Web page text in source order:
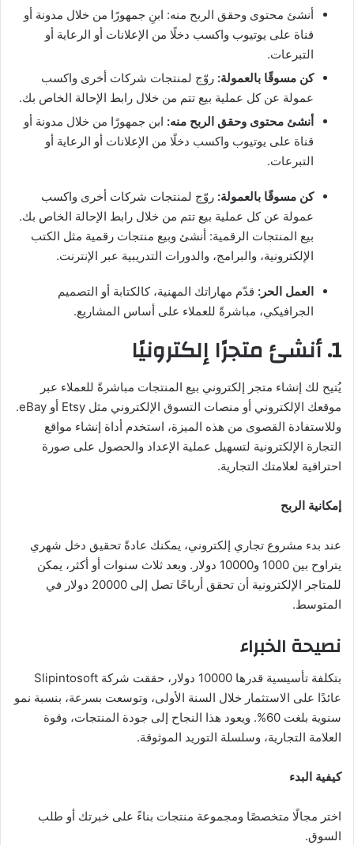
أنشئ محتوى وحقق الربح منه: ابنِ جمهورًا من خلال مدونة أو
قناة على يوتيوب واكسب دخلًا من الإعلانات أو الرعاية أو
التبرعات.
كن مسوقًا بالعمولة: روّج لمنتجات شركات أخرى واكسب
عمولة عن كل عملية بيع تتم من خلال رابط الإحالة الخاص بك.
أنشئ محتوى وحقق الربح منه: ابن جمهورًا من خلال مدونة أو
قناة على يوتيوب واكسب دخلًا من الإعلانات أو الرعاية أو
التبرعات.
كن مسوقًا بالعمولة: روّج لمنتجات شركات أخرى واكسب
عمولة عن كل عملية بيع تتم من خلال رابط الإحالة الخاص بك.
بيع المنتجات الرقمية: أنشئ وبيع منتجات رقمية مثل الكتب
الإلكترونية، والبرامج، والدورات التدريبية عبر الإنترنت.
العمل الحر: قدّم مهاراتك المهنية، كالكتابة أو التصميم
الجرافيكي، مباشرةً للعملاء على أساس المشاريع.
1. أنشئ متجرًا إلكترونيًا
يُتيح لك إنشاء متجر إلكتروني بيع المنتجات مباشرةً للعملاء عبر
موقعك الإلكتروني أو منصات التسوق الإلكتروني مثل Etsy أو eBay.
وللاستفادة القصوى من هذه الميزة، استخدم أداة إنشاء مواقع
التجارة الإلكترونية لتسهيل عملية الإعداد والحصول على صورة
احترافية لعلامتك التجارية.
إمكانية الربح
عند بدء مشروع تجاري إلكتروني، يمكنك عادةً تحقيق دخل شهري
يتراوح بين 1000 و10000 دولار. وبعد ثلاث سنوات أو أكثر، يمكن
للمتاجر الإلكترونية أن تحقق أرباحًا تصل إلى 20000 دولار في
المتوسط.
نصيحة الخبراء
بتكلفة تأسيسية قدرها 10000 دولار، حققت شركة Slipintosoft
عائدًا على الاستثمار خلال السنة الأولى، وتوسعت بسرعة، بنسبة نمو
سنوية بلغت 60%. ويعود هذا النجاح إلى جودة المنتجات، وقوة
العلامة التجارية، وسلسلة التوريد الموثوقة.
كيفية البدء
اختر مجالًا متخصصًا ومجموعة منتجات بناءً على خبرتك أو طلب
السوق.